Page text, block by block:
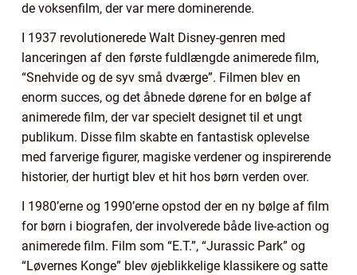
de voksenfilm, der var mere dominerende.
I 1937 revolutionerede Walt Disney-genren med
lanceringen af den første fuldlængde animerede film,
“Snehvide og de syv små dværge”. Filmen blev en
enorm succes, og det åbnede dørene for en bølge af
animerede film, der var specielt designet til et ungt
publikum. Disse film skabte en fantastisk oplevelse
med farverige figurer, magiske verdener og inspirerende
historier, der hurtigt blev et hit hos børn verden over.
I 1980’erne og 1990’erne opstod der en ny bølge af film
for børn i biografen, der involverede både live-action og
animerede film. Film som “E.T.”, “Jurassic Park” og
“Løvernes Konge” blev øjeblikkelige klassikere og satte